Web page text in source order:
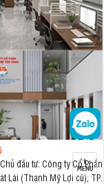
đầu tư: Công ty Cổ Phần
Lái (Thạnh Mỹ Lợi cũ), TP.